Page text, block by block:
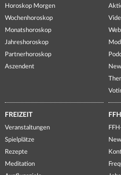
Horoskop Morgen
Wochenhoroskop
Monatshoroskop
Jahreshoroskop
Partnerhoroskop
Aszendent
FREIZEIT
Veranstaltungen
Spielplätze
Rezepte
Meditation